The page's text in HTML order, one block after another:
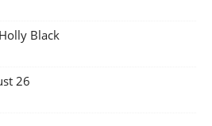
Black
26